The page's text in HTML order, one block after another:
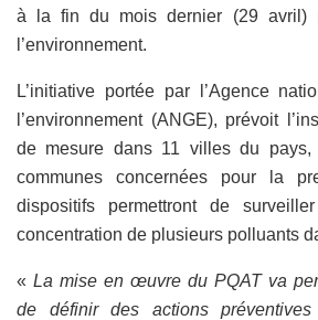
à la fin du mois dernier (29 avril)
l’environnement.
L’initiative portée par l’Agence
l’environnement (ANGE), prévoit
de mesure dans 11 villes du
communes concernées pour la
dispositifs permettront de
concentration de plusieurs polluants
« La mise en œuvre du PQAT va
de définir des actions